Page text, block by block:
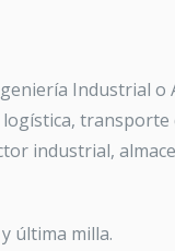
Industrial o
transporte
industrial,
última milla.